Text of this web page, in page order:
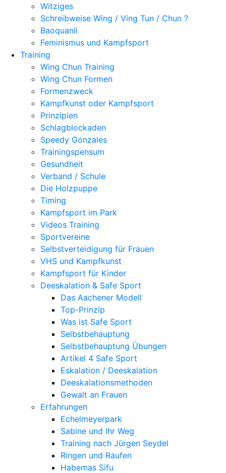
Witziges
Schreibweise Wing / Ving Tun / Chun ?
Baoquanli
Feminismus und Kampfsport
Training
Wing Chun Training
Wing Chun Formen
Formenzweck
Kampfkunst oder Kampfsport
Prinzipien
Schlagblockaden
Speedy Gonzales
Trainingspensum
Gesundheit
Verband / Schule
Die Holzpuppe
Timing
Kampfsport im Park
Videos Training
Sportvereine
Selbstverteidigung für Frauen
VHS und Kampfkunst
Kampfsport für Kinder
Deeskalation & Safe Sport
Das Aachener Modell
Top-Prinzip
Was ist Safe Sport
Selbstbehauptung
Selbstbehauptung Übungen
Artikel 4 Safe Sport
Eskalation / Deeskalation
Deeskalationsmethoden
Gewalt an Frauen
Erfahrungen
Echelmeyerpark
Sabine und Ihr Weg
Training nach Jürgen Seydel
Ringen und Raufen
Habemas Sifu